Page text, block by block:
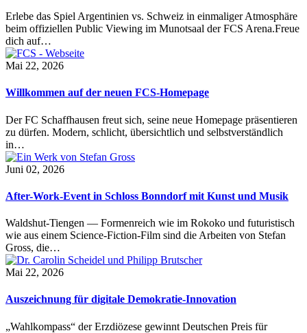
Erlebe das Spiel Argentinien vs. Schweiz in einmaliger Atmosphäre
beim offiziellen Public Viewing im Munotsaal der FCS Arena.Freue
dich auf…
Mai 22, 2026
Willkommen auf der neuen FCS-Homepage
Der FC Schaffhausen freut sich, seine neue Homepage präsentieren
zu dürfen. Modern, schlicht, übersichtlich und selbstverständlich
in…
Juni 02, 2026
After-Work-Event in Schloss Bonndorf mit Kunst und Musik
Waldshut-Tiengen — Formenreich wie im Rokoko und futuristisch
wie aus einem Science-Fiction-Film sind die Arbeiten von Stefan
Gross, die…
Mai 22, 2026
Auszeichnung für digitale Demokratie-Innovation
„Wahlkompass“ der Erzdiözese gewinnt Deutschen Preis für